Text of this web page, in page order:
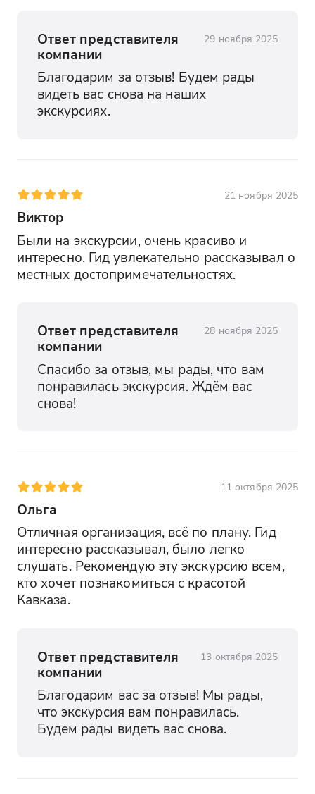
Ответ представителя
компании
29 ноября 2025
Благодарим за отзыв! Будем рады
видеть вас снова на наших
экскурсиях.
21 ноября 2025
Виктор
Были на экскурсии, очень красиво и
интересно. Гид увлекательно рассказывал о
местных достопримечательностях.
Ответ представителя
компании
28 ноября 2025
Спасибо за отзыв, мы рады, что вам
понравилась экскурсия. Ждём вас
снова!
11 октября 2025
Ольга
Отличная организация, всё по плану. Гид
интересно рассказывал, было легко
слушать. Рекомендую эту экскурсию всем,
кто хочет познакомиться с красотой
Кавказа.
Ответ представителя
компании
13 октября 2025
Благодарим вас за отзыв! Мы рады,
что экскурсия вам понравилась.
Будем рады видеть вас снова.